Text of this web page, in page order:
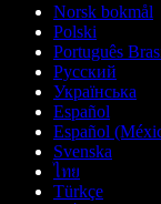
Norsk bokmål
Polski
Português
Русский
Українська
Español
Español
Svenska
ไทย
Türkçe